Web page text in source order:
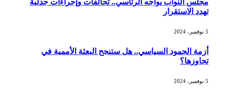
مجلس النواب يواجه الرئاسي.. تحالفات وإجراءات جدلية
تهدد الاستقرار
أزمة الجمود السياسي.. هل ستنجح البعثة الأممية في
تجاوزها؟